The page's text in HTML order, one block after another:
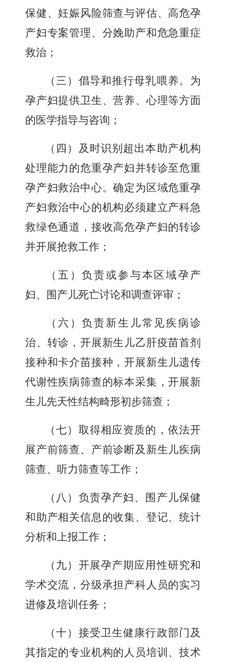
保健、妊娠风险筛查与评估、高危孕
产妇专案管理、分娩助产和危急重症
救治；
（三）倡导和推行母乳喂养。为
孕产妇提供卫生、营养、心理等方面
的医学指导与咨询；
（四）及时识别超出本助产机构
处理能力的危重孕产妇并转诊至危重
孕产妇救治中心。确定为区域危重孕
产妇救治中心的机构必须建立产科急
救绿色通道，接收高危孕产妇的转诊
并开展抢救工作；
（五）负责或参与本区域孕产
妇、围产儿死亡讨论和调查评审；
（六）负责新生儿常见疾病诊
治、转诊，开展新生儿乙肝疫苗首剂
接种和卡介苗接种，开展新生儿遗传
代谢性疾病筛查的标本采集，开展新
生儿先天性结构畸形初步筛查；
（七）取得相应资质的，依法开
展产前筛查、产前诊断及新生儿疾病
筛查、听力筛查等工作；
（八）负责孕产妇、围产儿保健
和助产相关信息的收集、登记、统计
分析和上报工作；
（九）开展孕产期应用性研究和
学术交流，分级承担产科人员的实习
进修及培训任务；
（十）接受卫生健康行政部门及
其指定的专业机构的人员培训、技术